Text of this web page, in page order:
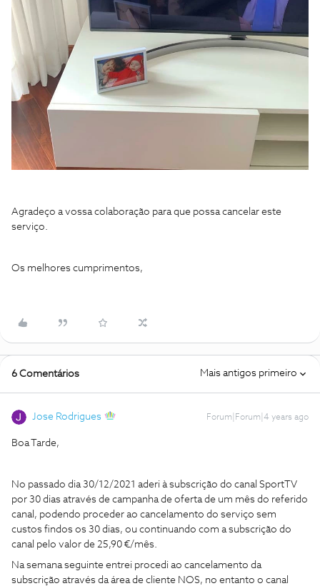
Agradeço a vossa colaboração para que possa cancelar este
serviço.
Os melhores cumprimentos,
6 Comentários Mais antigos primeiro
Jose Rodrigues Forum|Forum|4 years ago
Boa Tarde,
No passado dia 30/12/2021 aderi à subscrição do canal SportTV
por 30 dias através de campanha de oferta de um mês do referido
canal, podendo proceder ao cancelamento do serviço sem
custos findos os 30 dias, ou continuando com a subscrição do
canal pelo valor de 25,90 €/mês.
Na semana seguinte entrei procedi ao cancelamento da
subscrição através da área de cliente NOS, no entanto o canal